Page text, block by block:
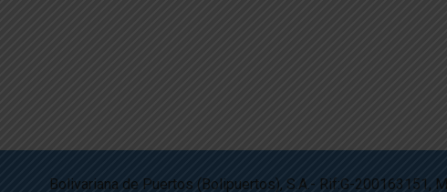
Bolivariana de Puertos (Bolipuertos), S.A.- Rif:G-200163151,